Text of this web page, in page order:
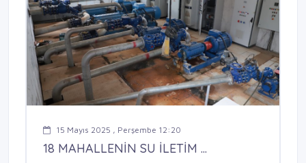
15 Mayıs 2025 , Perşembe 12:20
18 MAHALLENİN SU İLETİM ...